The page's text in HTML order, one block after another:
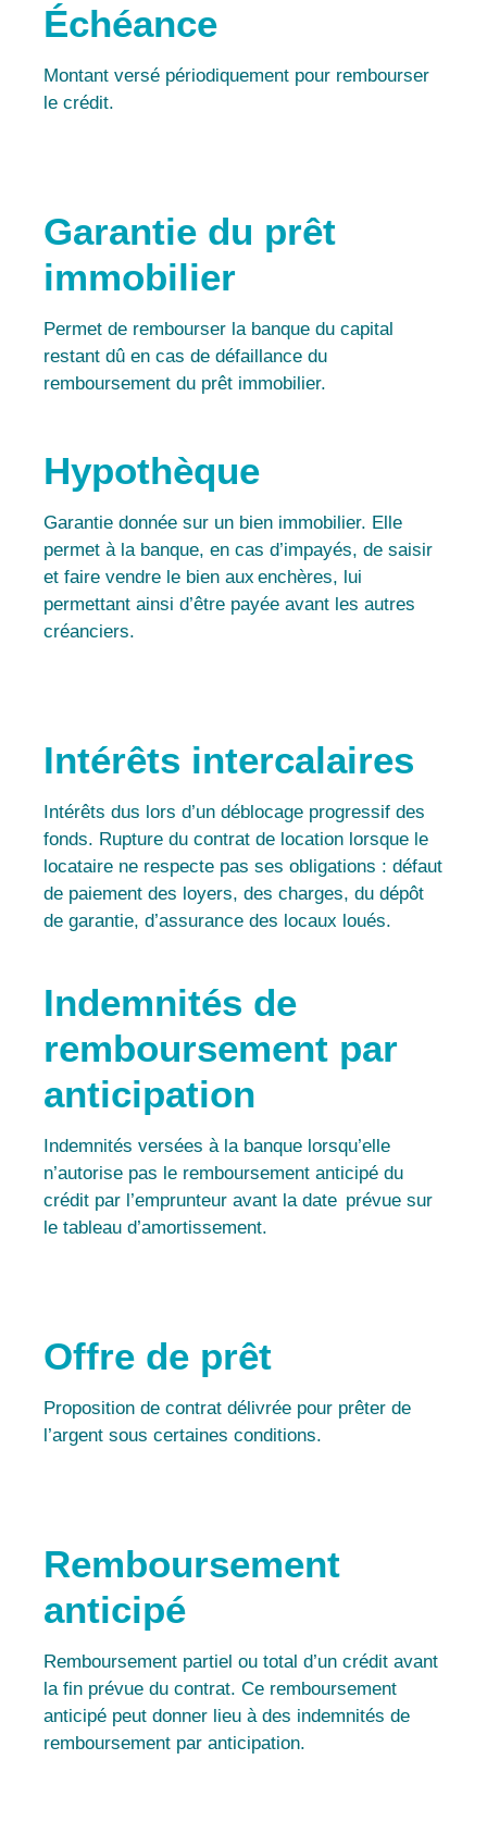
Échéance
Montant versé périodiquement pour rembourser
le crédit.
Garantie du prêt
immobilier
Permet de rembourser la banque du capital
restant dû en cas de défaillance du
remboursement du prêt immobilier.
Hypothèque
Garantie donnée sur un bien immobilier. Elle
permet à la banque, en cas d’impayés, de saisir
et faire vendre le bien aux enchères, lui
permettant ainsi d’être payée avant les autres
créanciers.
Intérêts intercalaires
Intérêts dus lors d’un déblocage progressif des
fonds. Rupture du contrat de location lorsque le
locataire ne respecte pas ses obligations : défaut
de paiement des loyers, des charges, du dépôt
de garantie, d’assurance des locaux loués.
Indemnités de
remboursement par
anticipation
Indemnités versées à la banque lorsqu’elle
n’autorise pas le remboursement anticipé du
crédit par l’emprunteur avant la date prévue sur
le tableau d’amortissement.
Offre de prêt
Proposition de contrat délivrée pour prêter de
l’argent sous certaines conditions.
Remboursement
anticipé
Remboursement partiel ou total d’un crédit avant
la fin prévue du contrat. Ce remboursement
anticipé peut donner lieu à des indemnités de
remboursement par anticipation.